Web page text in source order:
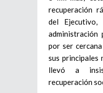
recuperación
del
administración
por ser
sus principales
llevó a
recuperación